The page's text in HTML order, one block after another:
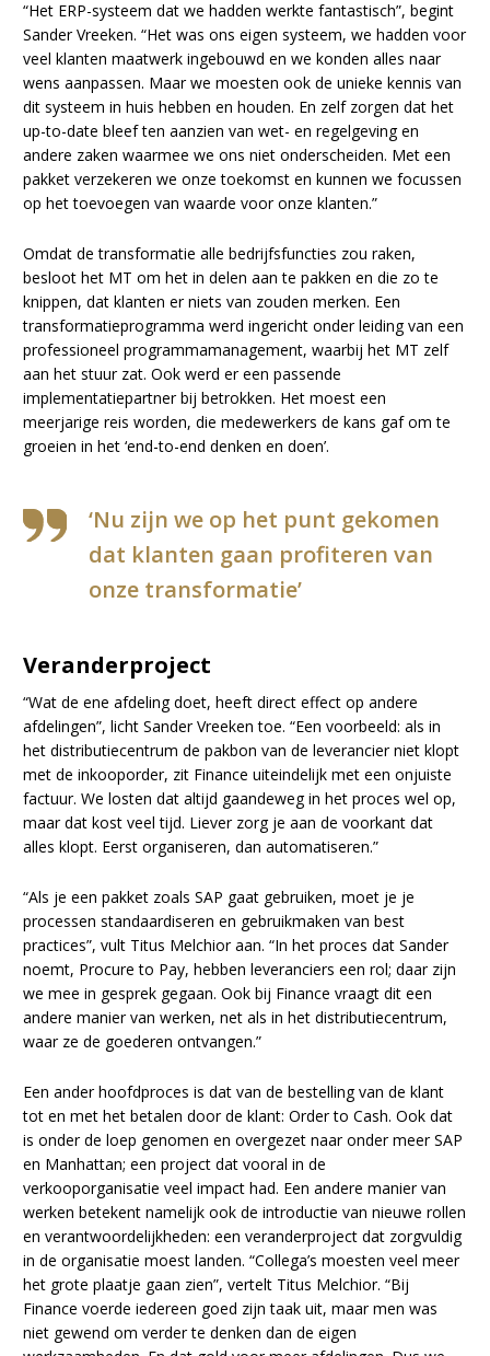
“Het ERP-systeem dat we hadden werkte fantastisch”, begint
Sander Vreeken. “Het was ons eigen systeem, we hadden voor
veel klanten maatwerk ingebouwd en we konden alles naar
wens aanpassen. Maar we moesten ook de unieke kennis van
dit systeem in huis hebben en houden. En zelf zorgen dat het
up-to-date bleef ten aanzien van wet- en regelgeving en
andere zaken waarmee we ons niet onderscheiden. Met een
pakket verzekeren we onze toekomst en kunnen we focussen
op het toevoegen van waarde voor onze klanten.”
Omdat de transformatie alle bedrijfsfuncties zou raken,
besloot het MT om het in delen aan te pakken en die zo te
knippen, dat klanten er niets van zouden merken. Een
transformatieprogramma werd ingericht onder leiding van een
professioneel programmamanagement, waarbij het MT zelf
aan het stuur zat. Ook werd er een passende
implementatiepartner bij betrokken. Het moest een
meerjarige reis worden, die medewerkers de kans gaf om te
groeien in het ‘end-to-end denken en doen’.
‘Nu zijn we op het punt gekomen
dat klanten gaan profiteren van
onze transformatie’
Veranderproject
“Wat de ene afdeling doet, heeft direct effect op andere
afdelingen”, licht Sander Vreeken toe. “Een voorbeeld: als in
het distributiecentrum de pakbon van de leverancier niet klopt
met de inkooporder, zit Finance uiteindelijk met een onjuiste
factuur. We losten dat altijd gaandeweg in het proces wel op,
maar dat kost veel tijd. Liever zorg je aan de voorkant dat
alles klopt. Eerst organiseren, dan automatiseren.”
“Als je een pakket zoals SAP gaat gebruiken, moet je je
processen standaardiseren en gebruikmaken van best
practices”, vult Titus Melchior aan. “In het proces dat Sander
noemt, Procure to Pay, hebben leveranciers een rol; daar zijn
we mee in gesprek gegaan. Ook bij Finance vraagt dit een
andere manier van werken, net als in het distributiecentrum,
waar ze de goederen ontvangen.”
Een ander hoofdproces is dat van de bestelling van de klant
tot en met het betalen door de klant: Order to Cash. Ook dat
is onder de loep genomen en overgezet naar onder meer SAP
en Manhattan; een project dat vooral in de
verkooporganisatie veel impact had. Een andere manier van
werken betekent namelijk ook de introductie van nieuwe rollen
en verantwoordelijkheden: een veranderproject dat zorgvuldig
in de organisatie moest landen. “Collega’s moesten veel meer
het grote plaatje gaan zien”, vertelt Titus Melchior. “Bij
Finance voerde iedereen goed zijn taak uit, maar men was
niet gewend om verder te denken dan de eigen